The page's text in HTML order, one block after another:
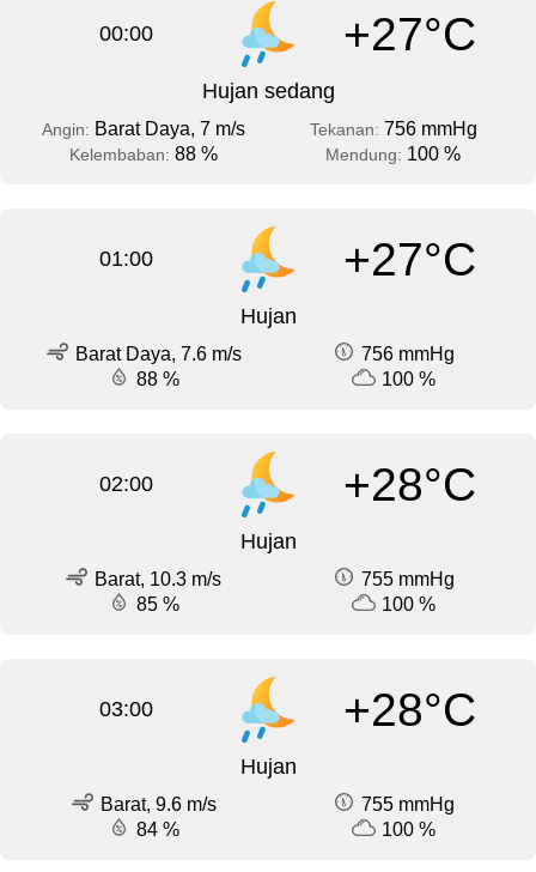
00:00 +27°C
Hujan sedang
Angin: Barat Daya, 7 m/s Tekanan: 756 mmHg
Kelembaban: 88 % Mendung: 100 %
01:00 +27°C
Hujan
Barat Daya, 7.6 m/s
756 mmHg
88 %
100 %
02:00 +28°C
Hujan
Barat, 10.3 m/s
755 mmHg
85 %
100 %
03:00 +28°C
Hujan
Barat, 9.6 m/s
755 mmHg
84 %
100 %